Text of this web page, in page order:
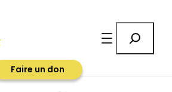
Faire un don